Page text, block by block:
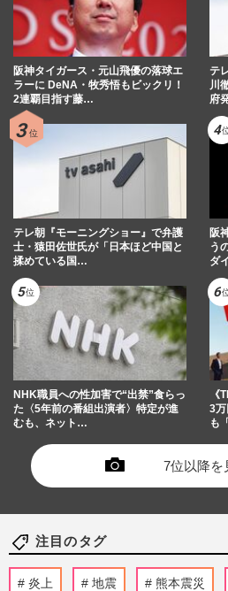
阪神タイガース・元山飛優の落球エ
ラーに DeNA・牧秀悟もビックリ！
2連覇目指す藤…
テ
川
府
テレ朝『モーニングショー』で弁護
士・猿田佐世氏が「日本ほど中国と
揉めている国…
阪
う
ダ
NHK職員への性加害で“出禁”食らっ
た〈5年前の番組出演者〉特定が進
むも、ネット…
《
3万
も
7位以降を
注目のタグ
炎上 地震 熊本震災